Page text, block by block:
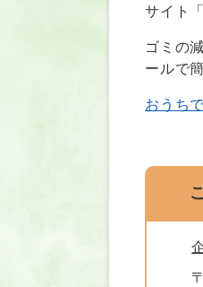
サイト
ゴミの
ールで
おうち